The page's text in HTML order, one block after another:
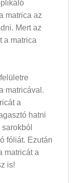
matrica az
Mert az
a matrica
matricával.
a
hatni
fóliát. Ezután
matricát a
is!